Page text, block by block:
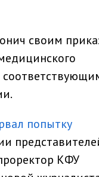
своим
попытку
КФУ